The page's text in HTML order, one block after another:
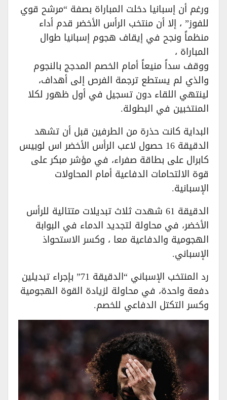
ورغم أن إسبانيا دخلت المباراة بصفة “مرشح قوي
للفوز” ، إلا أن منتخب الرأس الأخضر قدم أداء
منظماً ونجح في إيقاف هجوم إسبانيا طوال
المباراة ،
ووقف سداً منيعاً أمام الخصم المدجج بالنجوم
والذي لم يستطع ترجمة الفرص إلى أهداف،
لينتهي اللقاء دون تسجيل في أول ظهور لكلا
المنتخبين في البطولة.
البداية كانت حذرة من الطرفين قبل أن تشهد
الدقيقة 16 حصول لاعب الرأس الأخضر اس لوبيس
كابرال على بطاقة صفراء، في مؤشر مبكر على
قوة الالتحامات الدفاعية أمام المحاولات
الإسبانية.
الدقيقة 61 شهدت ثلاث تبديلات متتالية للرأس
الأخضر، في محاولة لتجديد الدماء في البوابة
الهجومية والدفاعية معا ، وكسر الاستحواذ
الإسباني.
رد المنتخب الإسباني “الدقيقة 71” بإجراء تبديلين
دفعة واحدة، في محاولة لزيادة القوة الهجومية
وكسر التكتل الدفاعي للخصم.